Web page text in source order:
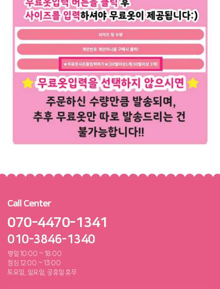
Call Center
070-4470-1341
010-3846-1340
평일 10:00 ~ 18:00
점심 12:00 ~ 13:00
토요일, 일요일, 공휴일 휴무